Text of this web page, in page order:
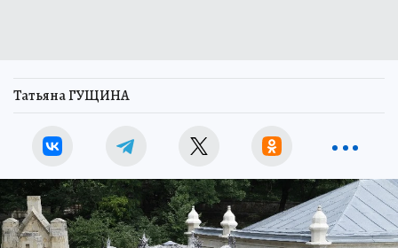
Татьяна ГУЩИНА